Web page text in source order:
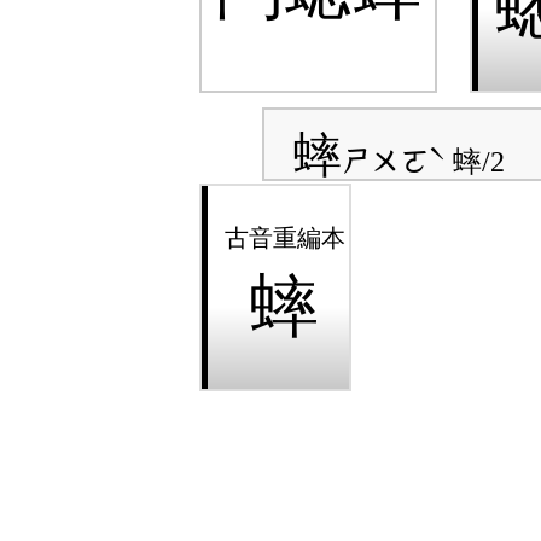
蟀ㄕㄨㄛˋ 蟀/2
蟀